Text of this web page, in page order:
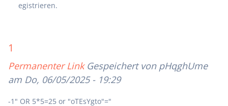
egistrieren.
1
Permanenter Link Gespeichert von pHqghUme
am Do, 06/05/2025 - 19:29
-1" OR 5*5=25 or "oTEsYgto"="